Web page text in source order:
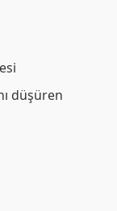
düşüren